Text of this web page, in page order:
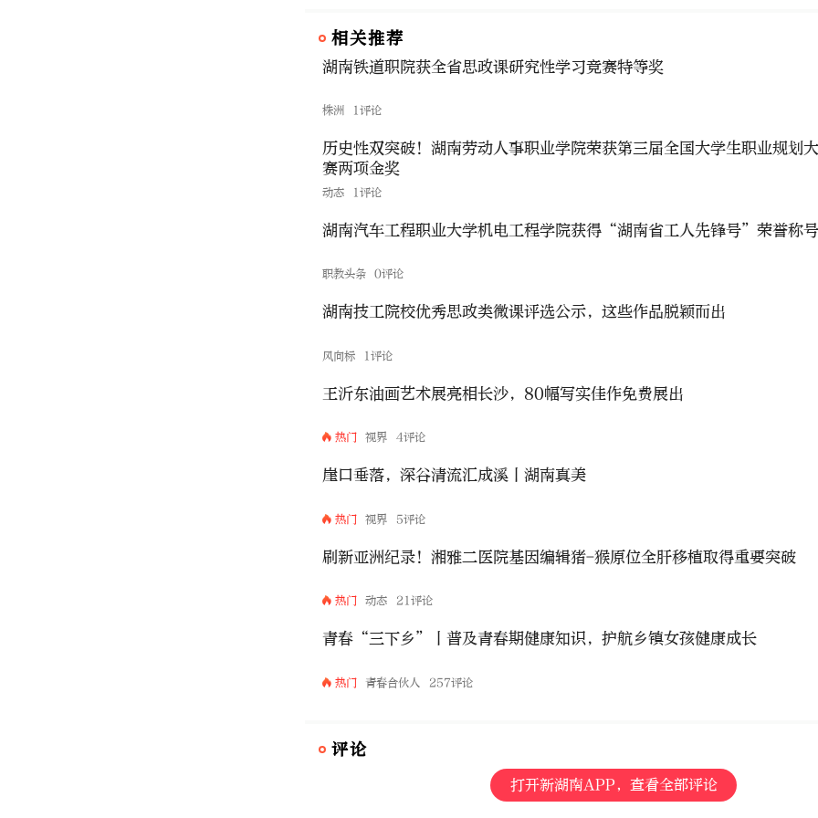
相关推荐
湖南铁道职院获全省思政课研究性学习竞赛特等奖
株洲 1评论
历史性双突破！湖南劳动人事职业学院荣获第三届全国大学生职业规划大
赛两项金奖
动态 1评论
湖南汽车工程职业大学机电工程学院获得“湖南省工人先锋号”荣誉称号
职教头条 0评论
湖南技工院校优秀思政类微课评选公示，这些作品脱颖而出
风向标 1评论
王沂东油画艺术展亮相长沙，80幅写实佳作免费展出
热门 视界 4评论
崖口垂落，深谷清流汇成溪丨湖南真美
热门 视界 5评论
刷新亚洲纪录！湘雅二医院基因编辑猪-猴原位全肝移植取得重要突破
热门 动态 21评论
青春“三下乡”丨普及青春期健康知识，护航乡镇女孩健康成长
热门 青春合伙人 257评论
评论
打开新湖南APP，查看全部评论